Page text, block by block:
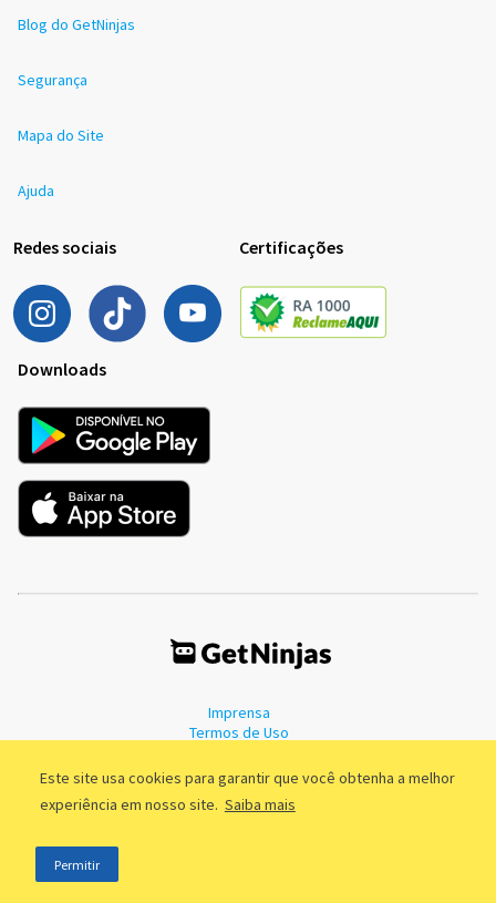
Este site usa cookies para garantir que você obtenha a melhor
experiência em nosso site. Saiba mais
Permitir
Blog do GetNinjas
Segurança
Mapa do Site
Ajuda
Redes sociais Certificações
Downloads
Imprensa
Termos de Uso
©2011 - 2026, GetNinjas LTDA. CNPJ 55.744.877/0001-89 - Rua Dr.
Fernandes Coelho, 85 - 3º andar - São Paulo/SP - Brasil